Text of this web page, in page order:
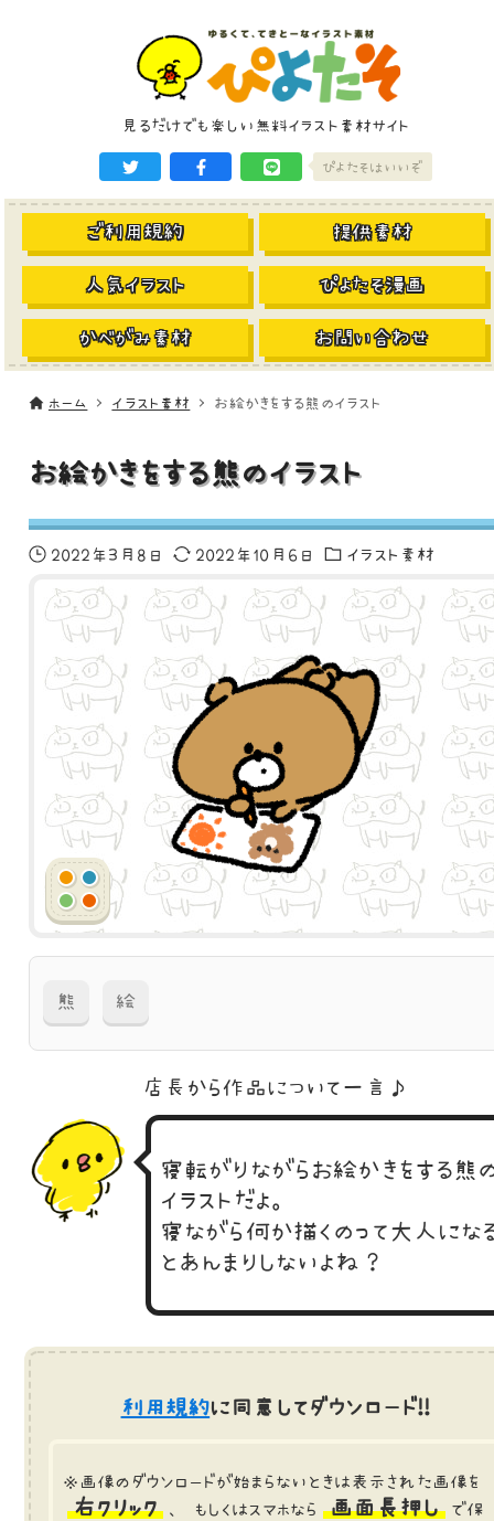
見るだけでも楽しい無料イラスト素材サイト
ぴよたそはいいぞ
ご利用規約 提供素材
人気イラスト ぴよたそ漫画
かべがみ素材 お問い合わせ
ホーム イラスト素材 お絵かきをする熊のイラスト
お絵かきをする熊のイラスト
2022年3月8日 2022年10月6日 イラスト素材
熊 絵
店長から作品に ついて一言♪
寝転がりながらお絵かきをする熊
イラストだよ。
寝ながら何か描くのって大人にな
とあんまりしないよね？
利用規約に同意してダウンロード!!
※画像のダウンロードが始まらないときは表示された画像を
右クリック 、 もしくはスマホなら 画面長押し
で保